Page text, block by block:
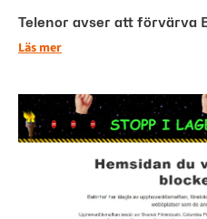
Telenor avser att förvärva
Läs mer